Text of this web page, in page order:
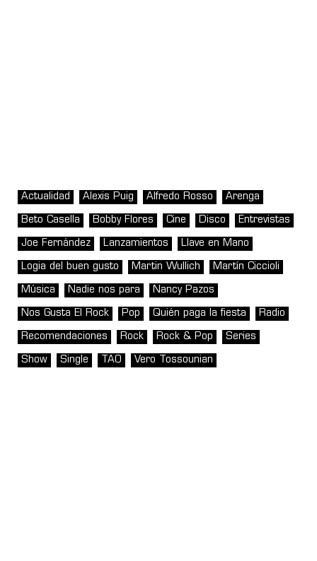
Actualidad Alexis Puig Alfredo Rosso Arenga
Beto Casella Bobby Flores Cine Disco Entrevistas
Joe Fernández Lanzamientos Llave en Mano
Logia del buen gusto Martin Wullich Martín Ciccioli
Música Nadie nos para Nancy Pazos
Nos Gusta El Rock Pop Quién paga la fiesta Radio
Recomendaciones Rock Rock & Pop Series
Show Single TAO Vero Tossounian